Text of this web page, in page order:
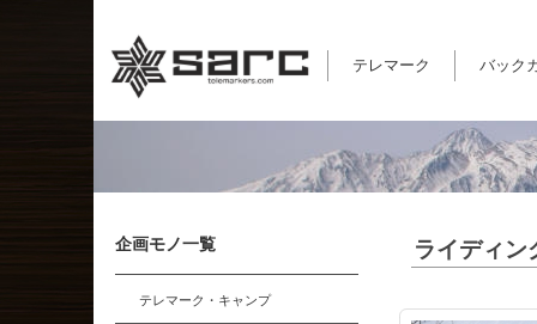
テレマーク バック
ライディン
企画モノ一覧
テレマーク・キャンプ